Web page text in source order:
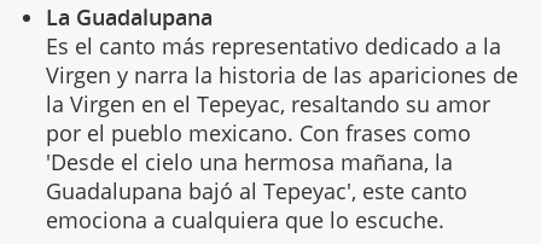
La Guadalupana
Es el canto más representativo dedicado a la
Virgen y narra la historia de las apariciones de
la Virgen en el Tepeyac, resaltando su amor
por el pueblo mexicano. Con frases como
'Desde el cielo una hermosa mañana, la
Guadalupana bajó al Tepeyac', este canto
emociona a cualquiera que lo escuche.